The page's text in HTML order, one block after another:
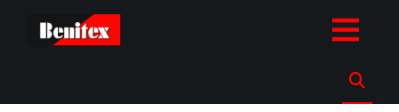
strona.glowna Oferty Warszawa